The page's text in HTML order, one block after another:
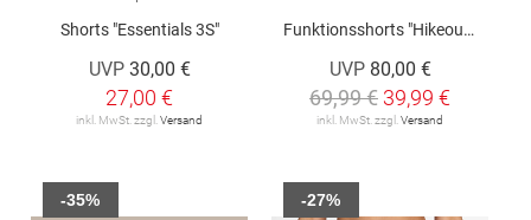
Shorts "Essentials 3S"
UVP 30,00 €
27,00 €
inkl. MwSt. zzgl.Versand
Funktionsshorts "Hikeout W"
UVP 80,00 €
69,99 € 39,99 €
inkl. MwSt. zzgl.Versand
-35% -27%